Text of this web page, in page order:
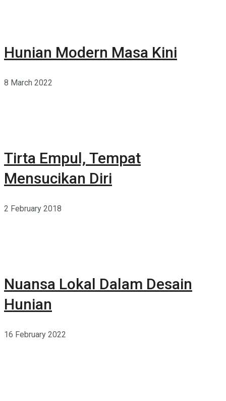
Hunian Modern Masa Kini
8 March 2022
Tirta Empul, Tempat
Mensucikan Diri
2 February 2018
Nuansa Lokal Dalam Desain
Hunian
16 February 2022